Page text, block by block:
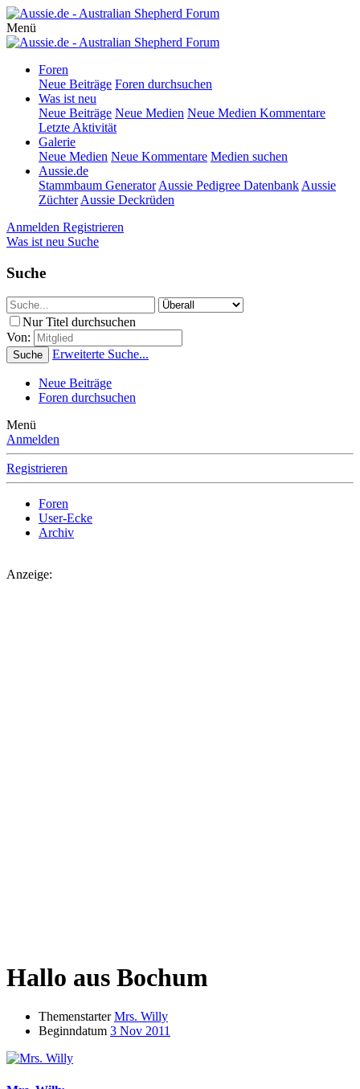
Menü
Foren
Neue Beiträge Foren durchsuchen
Was ist neu
Neue Beiträge Neue Medien Neue Medien Kommentare
Letzte Aktivität
Galerie
Neue Medien Neue Kommentare Medien suchen
Aussie.de
Stammbaum Generator Aussie Pedigree Datenbank Aussie
Züchter Aussie Deckrüden
Anmelden Registrieren
Was ist neu Suche
Suche
Nur Titel durchsuchen
Von:
Suche Erweiterte Suche...
Neue Beiträge
Foren durchsuchen
Menü
Anmelden
Registrieren
Foren
User-Ecke
Archiv
Anzeige:
Hallo aus Bochum
Themenstarter Mrs. Willy
Beginndatum 3 Nov 2011